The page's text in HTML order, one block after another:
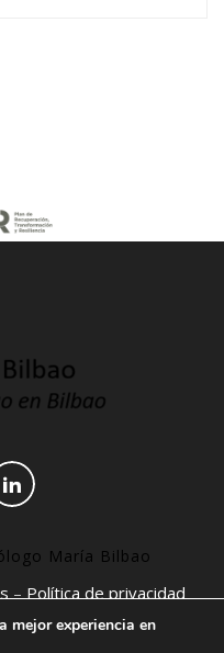
María Bilbao
–Política de privacidad
–Páginas interesantes
mejor experiencia en